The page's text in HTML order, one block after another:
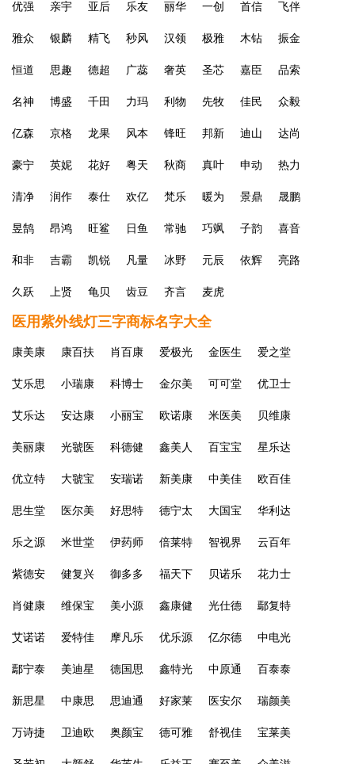
优强 亲宇 亚后 乐友 丽华 一创 首信 飞伴
雅众 银麟 精飞 秒风 汉领 极雅 木钻 振金
恒道 思趣 德超 广蕊 奢英 圣芯 嘉臣 品索
名神 博盛 千田 力玛 利物 先牧 佳民 众毅
亿森 京格 龙果 风本 锋旺 邦新 迪山 达尚
豪宁 英妮 花好 粤天 秋商 真叶 申动 热力
清净 润作 泰仕 欢亿 梵乐 暖为 景鼎 晟鹏
昱鹄 昂鸿 旺鲨 日鱼 常驰 巧飒 子韵 喜音
和非 吉霸 凯锐 凡量 冰野 元辰 依辉 亮路
久跃 上贤 龟贝 齿豆 齐言 麦虎
医用紫外线灯三字商标名字大全
康美康 康百扶 肖百康 爱极光 金医生 爱之堂
艾乐思 小瑞康 科博士 金尔美 可可堂 优卫士
艾乐达 安达康 小丽宝 欧诺康 米医美 贝维康
美丽康 光虢医 科德健 鑫美人 百宝宝 星乐达
优立特 大虢宝 安瑞诺 新美康 中美佳 欧百佳
思生堂 医尔美 好思特 德宁太 大国宝 华利达
乐之源 米世堂 伊药师 倍莱特 智视界 云百年
紫德安 健复兴 御多多 福天下 贝诺乐 花力士
肖健康 维保宝 美小源 鑫康健 光仕德 鄢复特
艾诺诺 爱特佳 摩凡乐 优乐源 亿尔德 中电光
鄢宁泰 美迪星 德国思 鑫特光 中原通 百泰泰
新思星 中康思 思迪通 好家莱 医安尔 瑞颜美
万诗捷 卫迪欧 奥颜宝 德可雅 舒视佳 宝莱美